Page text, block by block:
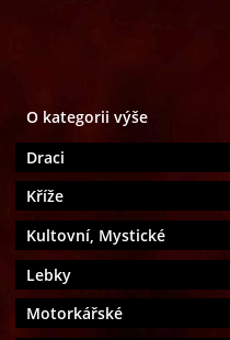
O kategorii výše
Draci
Kříže
Kultovní, Mystické
Lebky
Motorkářské